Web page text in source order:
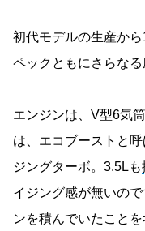
初代モデルの生産か
ペックともにさらなる
エンジンは、V型6気
は、エコブーストと
ジングターボ。3.5Lも
イジング感が無いの
ンを積んでいたこと